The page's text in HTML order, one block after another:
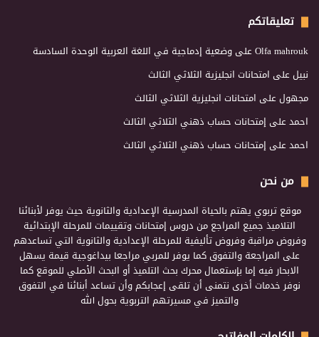
تعليقاتكم
Olfa mahroukعلى وضعية إدماجية في اللغة العربية الوحدة السادسة
نبيلعلى امتحانات انجليزية الثلاثي الثالث
مجهولعلى امتحانات انجليزية الثلاثي الثالث
احمدعلى إمتحانات حساب ذهني الثلاثي الثالث
احمدعلى إمتحانات حساب ذهني الثلاثي الثالث
من نحن
موقع تربوي يهتم بالحياة المدرسية الإعدادية والثانوية حيث يوفر لأبنائنا
التلاميذ جميع المراجع من دروس إمتحانات وتقييمات للمرحلة الإبتدائية
وفروض مراقبة وفروض تأليفية للمرحلة الإعدادية والثانوية التي تساعدهم
على المراجعة والتفوق كما يوفر للمربي مراجعا بيداغوجية قيمة يسهل
الابحار فيه إما بإستعمال محرك بحث التلميذ أو البحث الأصلي للموقع كما
نوفر خدمات أخرى نتمنى أن تلقى إعجابكم وأن تساعد أبنائنا في التفوق
والتميز في مسيرتهم التربوية بحول الله